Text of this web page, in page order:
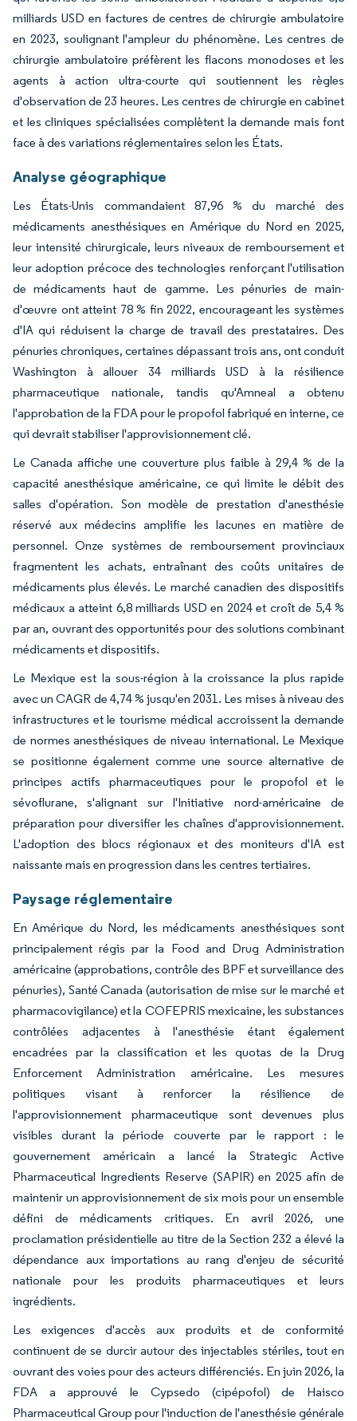
milliards USD en factures de centres de chirurgie ambulatoire
en 2023, soulignant l'ampleur du phénomène. Les centres de
chirurgie ambulatoire préfèrent les flacons monodoses et les
agents à action ultra-courte qui soutiennent les règles
d'observation de 23 heures. Les centres de chirurgie en cabinet
et les cliniques spécialisées complètent la demande mais font
face à des variations réglementaires selon les États.
Analyse géographique
Les États-Unis commandaient 87,96 % du marché des
médicaments anesthésiques en Amérique du Nord en 2025,
leur intensité chirurgicale, leurs niveaux de remboursement et
leur adoption précoce des technologies renforçant l'utilisation
de médicaments haut de gamme. Les pénuries de main-
d'œuvre ont atteint 78 % fin 2022, encourageant les systèmes
d'IA qui réduisent la charge de travail des prestataires. Des
pénuries chroniques, certaines dépassant trois ans, ont conduit
Washington à allouer 34 milliards USD à la résilience
pharmaceutique nationale, tandis qu'Amneal a obtenu
l'approbation de la FDA pour le propofol fabriqué en interne, ce
qui devrait stabiliser l'approvisionnement clé.
Le Canada affiche une couverture plus faible à 29,4 % de la
capacité anesthésique américaine, ce qui limite le débit des
salles d'opération. Son modèle de prestation d'anesthésie
réservé aux médecins amplifie les lacunes en matière de
personnel. Onze systèmes de remboursement provinciaux
fragmentent les achats, entraînant des coûts unitaires de
médicaments plus élevés. Le marché canadien des dispositifs
médicaux a atteint 6,8 milliards USD en 2024 et croît de 5,4 %
par an, ouvrant des opportunités pour des solutions combinant
médicaments et dispositifs.
Le Mexique est la sous-région à la croissance la plus rapide
avec un CAGR de 4,74 % jusqu'en 2031. Les mises à niveau des
infrastructures et le tourisme médical accroissent la demande
de normes anesthésiques de niveau international. Le Mexique
se positionne également comme une source alternative de
principes actifs pharmaceutiques pour le propofol et le
sévoflurane, s'alignant sur l'Initiative nord-américaine de
préparation pour diversifier les chaînes d'approvisionnement.
L'adoption des blocs régionaux et des moniteurs d'IA est
naissante mais en progression dans les centres tertiaires.
Paysage réglementaire
En Amérique du Nord, les médicaments anesthésiques sont
principalement régis par la Food and Drug Administration
américaine (approbations, contrôle des BPF et surveillance des
pénuries), Santé Canada (autorisation de mise sur le marché et
pharmacovigilance) et la COFEPRIS mexicaine, les substances
contrôlées adjacentes à l'anesthésie étant également
encadrées par la classification et les quotas de la Drug
Enforcement Administration américaine. Les mesures
politiques visant à renforcer la résilience de
l'approvisionnement pharmaceutique sont devenues plus
visibles durant la période couverte par le rapport : le
gouvernement américain a lancé la Strategic Active
Pharmaceutical Ingredients Reserve (SAPIR) en 2025 afin de
maintenir un approvisionnement de six mois pour un ensemble
défini de médicaments critiques. En avril 2026, une
proclamation présidentielle au titre de la Section 232 a élevé la
dépendance aux importations au rang d'enjeu de sécurité
nationale pour les produits pharmaceutiques et leurs
ingrédients.
Les exigences d'accès aux produits et de conformité
continuent de se durcir autour des injectables stériles, tout en
ouvrant des voies pour des acteurs différenciés. En juin 2026, la
FDA a approuvé le Cypsedo (cipépofol) de Haisco
Pharmaceutical Group pour l'induction de l'anesthésie générale